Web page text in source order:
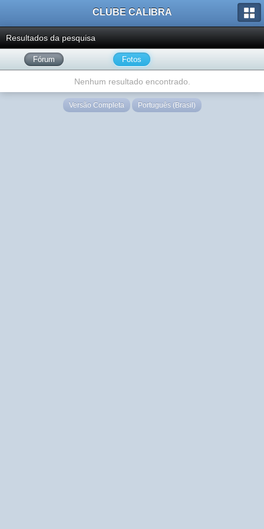
CLUBE CALIBRA
Resultados da pesquisa
Fórum Fotos
Nenhum resultado encontrado.
Versão Completa Português (Brasil)